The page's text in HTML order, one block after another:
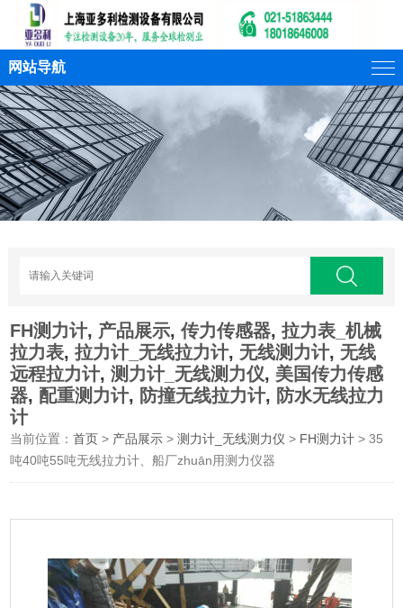
网站导航
FH测力计, 产品展示,传力传感器,拉力表_机械
拉力表,拉力计_无线拉力计, 无线测力计, 无线
远程拉力计,测力计_无线测力仪, 美国传力传感
器, 配重测力计, 防撞无线拉力计, 防水无线拉力
计
当前位置：首页 > 产品展示 >测力计_无线测力仪 > FH测力计 > 35
吨40吨55吨无线拉力计、船厂zhuān用​测力仪器